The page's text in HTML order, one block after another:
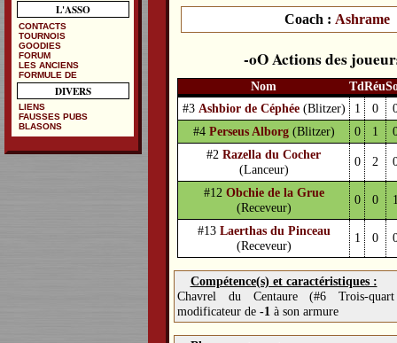
Coach : Ashrame
Actions des
Nom TdRéu
#3 Ashbior de Céphée (Blitzer) 1 0
#4 Perseus Alborg (Blitzer) 0 1
#2Razella du Cocher
(Lanceur)
0 2
#12 Obchie de la Grue
(Receveur)
0 0
#13 Laerthas du Pinceau
(Receveur)
1 0
Compétence(s) et caractéristiques :
Chavrel du Centaure (#6 Trois-
modificateur de-1 à son armure
L'ASSO
CONTACTS
TOURNOIS
GOODIES
FORUM
LES ANCIENS
FORMULE DE
DIVERS
LIENS
FAUSSES PUBS
BLASONS